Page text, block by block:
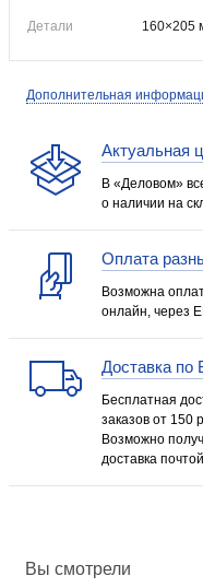
Детали 160×205
Дополнительная
Актуальная
В «Деловом»
о наличии на
Оплата
Возможна
онлайн, через
Доставка по
Бесплатная
заказов от 150
Возможно
доставка
Вы смотрели